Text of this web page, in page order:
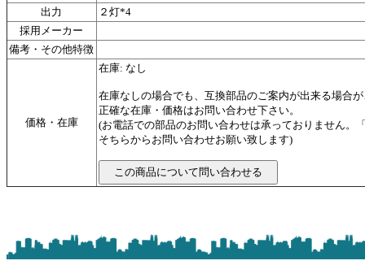
出力
２灯*4
採用メーカー
備考・その他特徴
価格・在庫
在庫: なし
在庫なしの場合でも、互換部品のご案内が出来る場合
正確な在庫・価格はお問い合わせ下さい。
(お電話での部品のお問い合わせは承っておりません。
そちらからお問い合わせお願い致します)